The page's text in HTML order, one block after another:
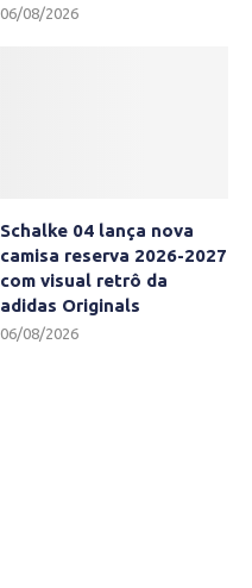
06/08/2026
Schalke 04 lança nova
camisa reserva 2026-2027
com visual retrô da
adidas Originals
06/08/2026